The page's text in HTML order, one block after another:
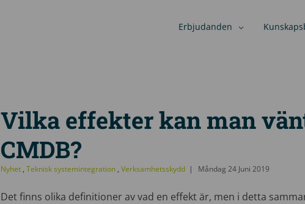
Erbjudanden
Vilka effekter kan man
CMDB?
Nyhet ,Teknisk systemintegration ,Verksamhetsskydd Måndag 24 Juni 2019
Det finns olika definitioner av vad en effekt är, men i detta